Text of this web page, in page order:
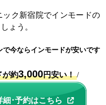
ク新宿院でインモードの
ょう。
今ならインモードが安いです
が約3,000円安い！ /
･予約はこちら